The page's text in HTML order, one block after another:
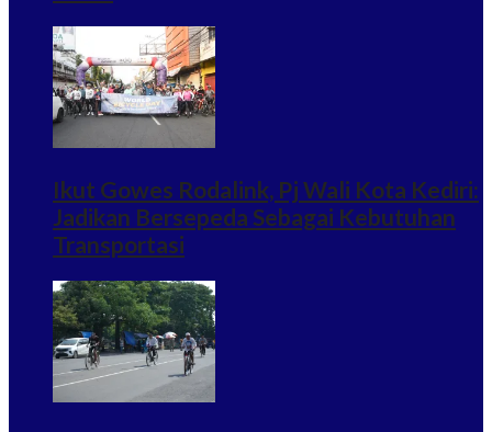
Ikut Gowes Rodalink, Pj Wali Kota Kediri:
Jadikan Bersepeda Sebagai Kebutuhan
Transportasi